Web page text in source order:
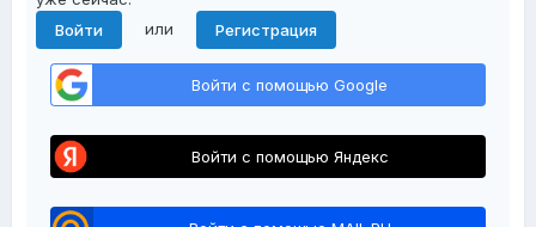
Войти
или Регистрация
Войти с помощью Google
Войти с помощью Яндекс